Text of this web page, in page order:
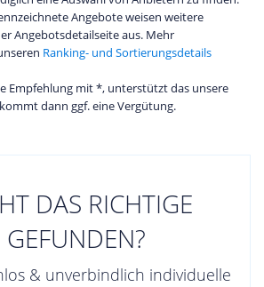
Angebote weisen weitere
Angebotsdetailseite aus. Mehr
Ranking- und Sortierungsdetails
Empfehlung mit *, unterstützt das unsere
dann ggf. eine Vergütung.
DAS RICHTIGE
GEFUNDEN?
& unverbindlich individuelle